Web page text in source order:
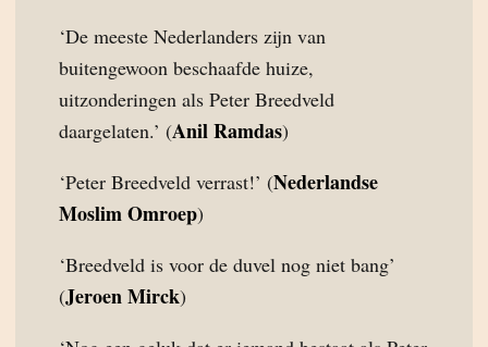
‘De meeste Nederlanders zijn van
buitengewoon beschaafde huize,
uitzonderingen als Peter Breedveld
daargelaten.’ (Anil Ramdas)
‘Peter Breedveld verrast!’ (Nederlandse
Moslim Omroep)
‘Breedveld is voor de duvel nog niet bang’
(Jeroen Mirck)